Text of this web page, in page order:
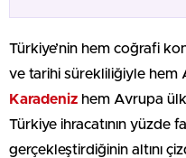
Türkiye’nin hem coğrafi
ve tarihi sürekliliğiyle
Karadeniz hem Avrupa
Türkiye ihracatının yüzde
gerçekleştirdiğinin altını